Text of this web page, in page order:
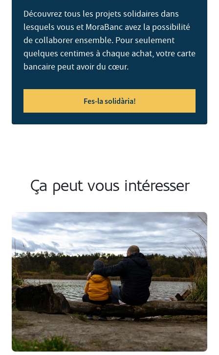
Découvrez tous les projets solidaires dans
lesquels vous et MoraBanc avez la possibilité
de collaborer ensemble. Pour seulement
quelques centimes à chaque achat, votre carte
bancaire peut avoir du cœur.
Fes-la solidària!
Ça peut vous intéresser